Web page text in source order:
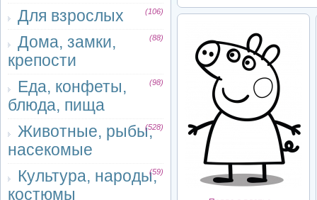
Для взрослых (106)
Дома, замки,
крепости
(88)
Еда, конфеты,
блюда, пища
(98)
Животные, рыбы,
насекомые
(528)
Культура, народы,
костюмы
(59)